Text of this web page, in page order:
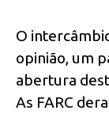
O
opinião, um
abertura
As FARC